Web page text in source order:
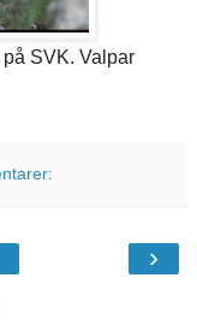
SVK. Valpar
›